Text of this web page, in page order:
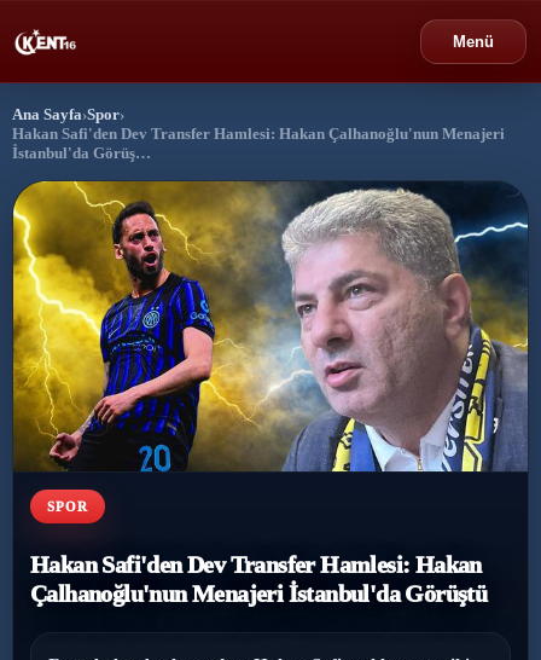
Menü
Bursa
Gündem ›
›
Spor
Ekonomi ›
Eğitim ›
Dünya
Magazin
Ana Sayfa›Spor›
Hakan Safi'den Dev Transfer Hamlesi: Hakan Çalhanoğlu'nun Menajeri
İstanbul'da Görüş…
SPOR
Hakan Safi'den Dev Transfer Hamlesi: Hakan
Çalhanoğlu'nun Menajeri İstanbul'da Görüştü